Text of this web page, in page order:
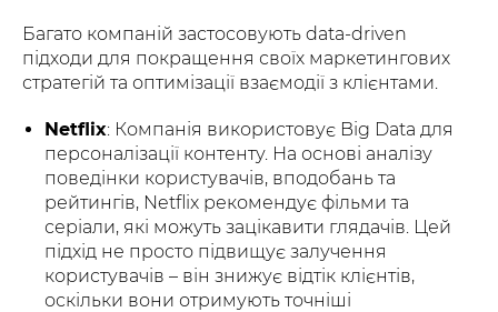
Багато компаній застосовують data-driven
підходи для покращення своїх маркетингових
стратегій та оптимізації взаємодії з клієнтами.
Netflix: Компанія використовує Big Data для
персоналізації контенту. На основі аналізу
поведінки користувачів, вподобань та
рейтингів, Netflix рекомендує фільми та
серіали, які можуть зацікавити глядачів. Цей
підхід не просто підвищує залучення
користувачів – він знижує відтік клієнтів,
оскільки вони отримують точніші